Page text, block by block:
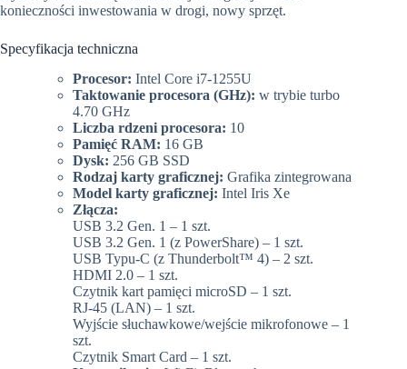
konieczności inwestowania w drogi, nowy sprzęt.
Specyfikacja techniczna
Procesor: Intel Core i7-1255U
Taktowanie procesora (GHz): w trybie turbo
4.70 GHz
Liczba rdzeni procesora: 10
Pamięć RAM: 16 GB
Dysk: 256 GB SSD
Rodzaj karty graficznej: Grafika zintegrowana
Model karty graficznej: Intel Iris Xe
Złącza:
USB 3.2 Gen. 1 – 1 szt.
USB 3.2 Gen. 1 (z PowerShare) – 1 szt.
USB Typu-C (z Thunderbolt™ 4) – 2 szt.
HDMI 2.0 – 1 szt.
Czytnik kart pamięci microSD – 1 szt.
RJ-45 (LAN) – 1 szt.
Wyjście słuchawkowe/wejście mikrofonowe – 1
szt.
Czytnik Smart Card – 1 szt.